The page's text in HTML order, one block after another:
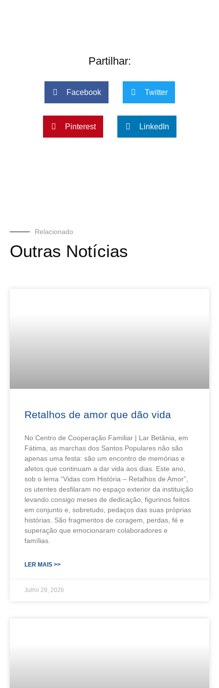
Partilhar:
Facebook Twitter
Pinterest LinkedIn
Relacionado
Outras Notícias
Retalhos de amor que dão vida
No Centro de Cooperação Familiar | Lar Betânia, em
Fátima, as marchas dos Santos Populares não são
apenas uma festa: são um encontro de memórias e
afetos que continuam a dar vida aos dias. Este ano,
sob o lema “Vidas com História – Retalhos de Amor”,
os utentes desfilaram no espaço exterior da instituição
levando consigo meses de dedicação, figurinos feitos
em conjunto e, sobretudo, pedaços das suas próprias
histórias. São fragmentos de coragem, perdas, fé e
superação que emocionaram colaboradores e
famílias.
LER MAIS >>
Julho 29, 2026